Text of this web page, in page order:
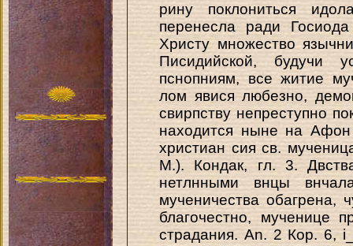
рину поклониться
перенесла ради
Христу множество
Писидийской, будучи
пснопниям, все житие
лом явися любезно,
свирпству непреступно
находится ныне на
христиан сия св.
М.). Кондак, гл. 3.
нетлнными внцы
мученичества обагрена,
благочестно, мученице
страдания. An. 2 Кор. 6,